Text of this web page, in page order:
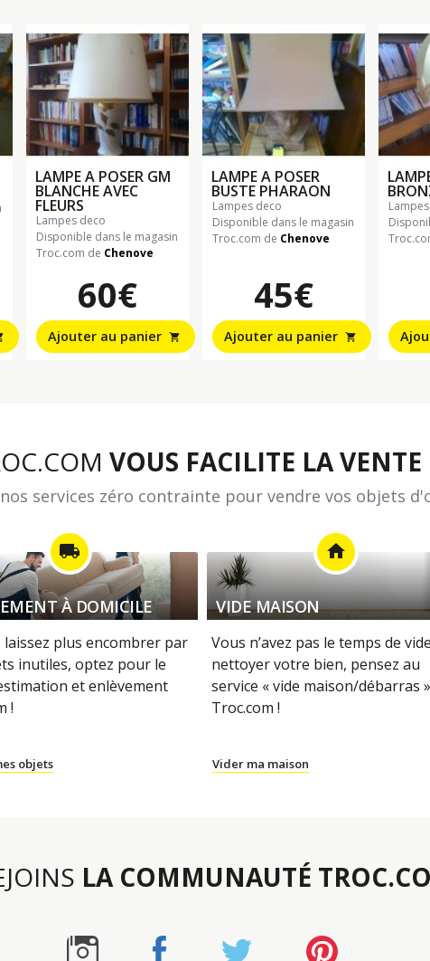
LAMPE A POSER GM
BLANCHE AVEC
FLEURS
lampes deco
Disponible dans le magasin
Troc.com de Chenove
60€
Ajouter au panier shopping_cart
LAMPE A POSER
BUSTE PHARAON
lampes deco
Disponible dans le magasin
Troc.com de Chenove
45€
Ajouter au panier shopping_cart
VOUS FACILITE LA VENTE
services zéro contrainte pour vendre vos objets
local_shipping
À DOMICILE
laissez plus encombrer par
inutiles, optez pour le
et enlèvement
!
objets
home
VIDE MAISON
Vous n’avez pas le temps de
nettoyer votre bien, pensez au
service « vide maison/débarras »
Troc.com !
Vider ma maison
LA COMMUNAUTÉ